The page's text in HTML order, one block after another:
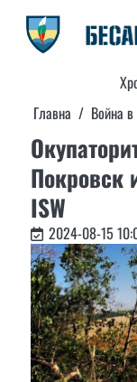
content
Главна
Война
Покровск
ISW
2024-08-15